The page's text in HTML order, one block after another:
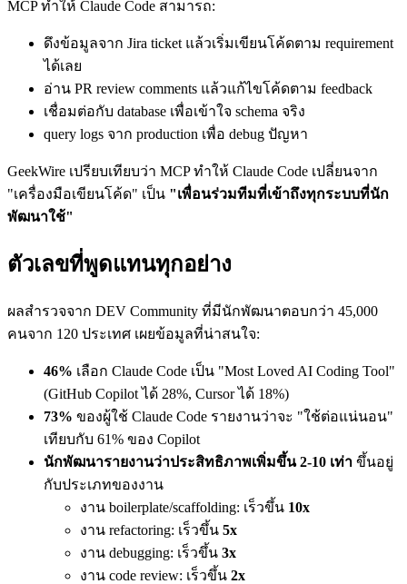
MCP ทำให้ Claude Code สามารถ:
ดึงข้อมูลจาก Jira ticket แล้วเริ่มเขียนโค้ดตาม requirement
ได้เลย
อ่าน PR review comments แล้วแก้ไขโค้ดตาม feedback
เชื่อมต่อกับ database เพื่อเข้าใจ schema จริง
query logs จาก production เพื่อ debug ปัญหา
GeekWire เปรียบเทียบว่า MCP ทำให้ Claude Code เปลี่ยนจาก
"เครื่องมือเขียนโค้ด" เป็น "เพื่อนร่วมทีมที่เข้าถึงทุกระบบที่นัก
พัฒนาใช้"
ตัวเลขที่พูดแทนทุกอย่าง
ผลสำรวจจาก DEV Community ที่มีนักพัฒนาตอบกว่า 45,000
คนจาก 120 ประเทศ เผยข้อมูลที่น่าสนใจ:
46% เลือก Claude Code เป็น "Most Loved AI Coding Tool"
(GitHub Copilot ได้ 28%, Cursor ได้ 18%)
73% ของผู้ใช้ Claude Code รายงานว่าจะ "ใช้ต่อแน่นอน"
เทียบกับ 61% ของ Copilot
นักพัฒนารายงานว่าประสิทธิภาพเพิ่มขึ้น 2-10 เท่า ขึ้นอยู่
กับประเภทของงาน
งาน boilerplate/scaffolding: เร็วขึ้น 10x
งาน refactoring: เร็วขึ้น 5x
งาน debugging: เร็วขึ้น 3x
งาน code review: เร็วขึ้น 2x